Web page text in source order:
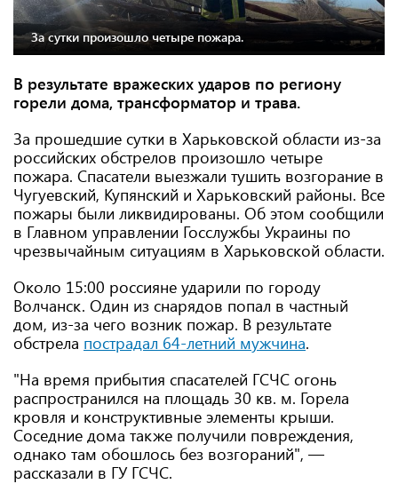
За сутки произошло четыре пожара.
В результате вражеских ударов по региону
горели дома, трансформатор и трава.
За прошедшие сутки в Харьковской области из-за
российских обстрелов произошло четыре
пожара. Спасатели выезжали тушить возгорание в
Чугуевский, Купянский и Харьковский районы. Все
пожары были ликвидированы. Об этом сообщили
в Главном управлении Госслужбы Украины по
чрезвычайным ситуациям в Харьковской области.
Около 15:00 россияне ударили по городу
Волчанск. Один из снарядов попал в частный
дом, из-за чего возник пожар. В результате
обстрела пострадал 64-летний мужчина.
"На время прибытия спасателей ГСЧС огонь
распространился на площадь 30 кв. м. Горела
кровля и конструктивные элементы крыши.
Соседние дома также получили повреждения,
однако там обошлось без возгораний", —
рассказали в ГУ ГСЧС.